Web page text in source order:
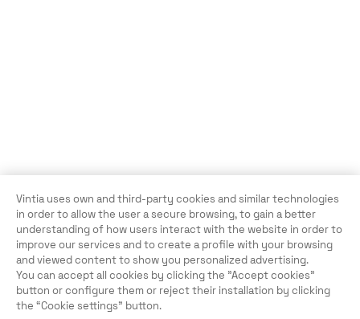
Vintia uses own and third-party cookies and similar technologies
in order to allow the user a secure browsing, to gain a better
understanding of how users interact with the website in order to
improve our services and to create a profile with your browsing
and viewed content to show you personalized advertising.
You can accept all cookies by clicking the "Accept cookies"
button or configure them or reject their installation by clicking
the “Cookie settings” button.